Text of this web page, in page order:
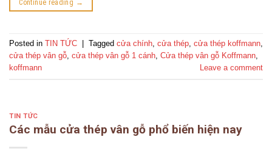
Continue reading →
Posted in TIN TỨC Tagged cửa chính cửa thép cửa thép koffmann
cửa thép vân gỗ cửa thép vân gỗ 1 cánh Cửa thép vân gỗ Koffmann
koffmann
Leave a comment
TIN TỨC
Các mẫu cửa thép vân gỗ phổ biến hiện nay